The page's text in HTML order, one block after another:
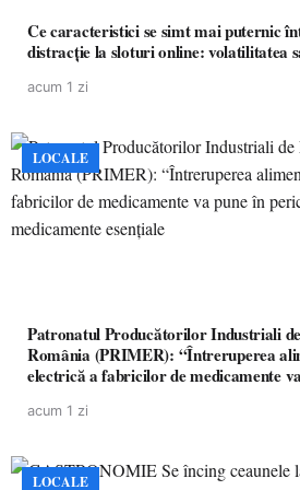
Ce caracteristici se simt mai puternic
distracție la sloturi online: volatilitatea
acum 1 zi
LOCALE
Patronatul Producătorilor Industriali
România (PRIMER): “Întreruperea
electrică a fabricilor de medicamente
acum 1 zi
LOCALE